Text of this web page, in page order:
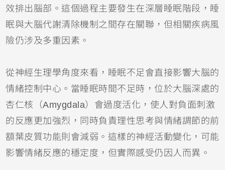
效排出腦部。這個過程主要發生在深層睡眠階段，睡
眠與大腦代謝清除機制之間存在關聯，但相關疾病風
險仍涉及多重因素。
從神經生理學角度來看，睡眠不足會直接影響大腦的
情緒控制中心。當睡眠時間不足時，位於大腦深處的
杏仁核（Amygdala）會過度活化，使人對負面刺激
的反應更加強烈，同時負責理性思考與情緒調節的前
額葉皮質功能則會減弱。這樣的神經活動變化，可能
影響情緒反應的穩定度，但實際感受仍因人而異。